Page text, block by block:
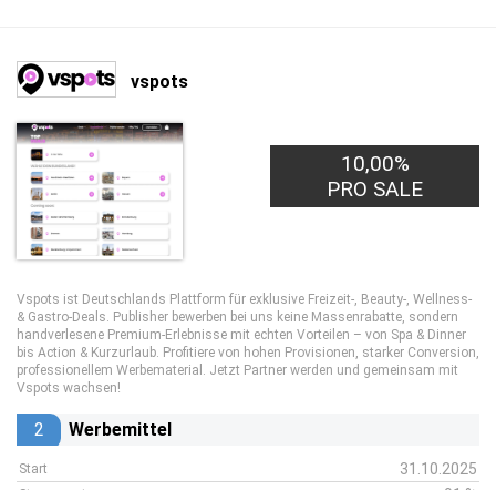
vspots
10,00%
PRO SALE
Vspots ist Deutschlands Plattform für exklusive Freizeit-, Beauty-, Wellness-
& Gastro-Deals. Publisher bewerben bei uns keine Massenrabatte, sondern
handverlesene Premium-Erlebnisse mit echten Vorteilen – von Spa & Dinner
bis Action & Kurzurlaub. Profitiere von hohen Provisionen, starker Conversion,
professionellem Werbematerial. Jetzt Partner werden und gemeinsam mit
Vspots wachsen!
2 Werbemittel
Start 31.10.2025